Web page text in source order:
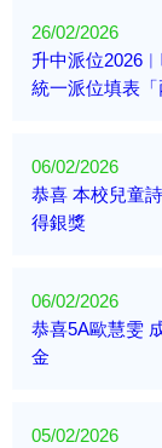
26/02/2026
升中派位
統一派位填表「
06/02/2026
恭喜 本校兒童
得銀獎
06/02/2026
恭喜5A歐慧雯
金
05/02/2026